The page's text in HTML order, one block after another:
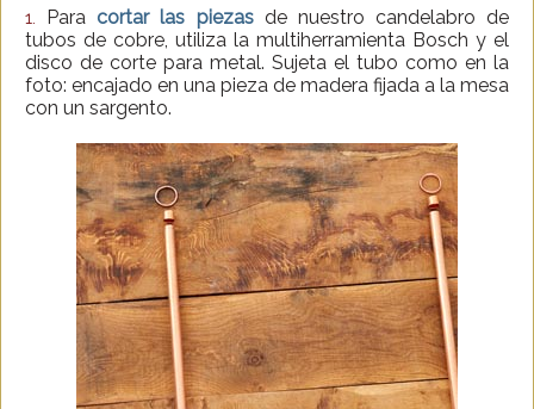
1. Para cortar las piezasde nuestro candelabro de
tubos de cobre, utiliza la multiherramienta Bosch y el
disco de corte para metal. Sujeta el tubo como en la
foto: encajado en una pieza de madera fijada a la mesa
con un sargento.